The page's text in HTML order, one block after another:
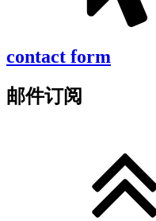
contact form
邮件订阅